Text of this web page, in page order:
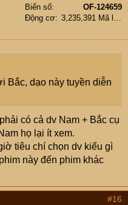
Biển số
OF-124659
Động cơ
3,235,391 Mã lực
Bắc, dạo này tuyền diễn
có cả dv Nam + Bắc cụ
họ lại ít xem.
tiêu chí chọn dv kiểu gì
này đến phim khác
#16